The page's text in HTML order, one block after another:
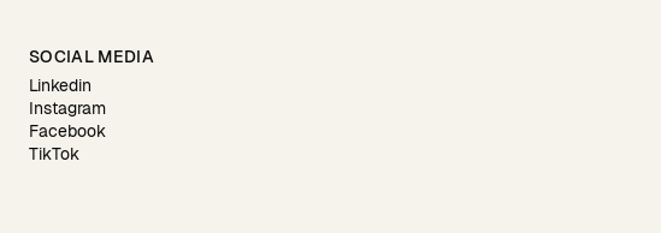
SOCIAL MEDIA
Linkedin
Instagram
Facebook
TikTok